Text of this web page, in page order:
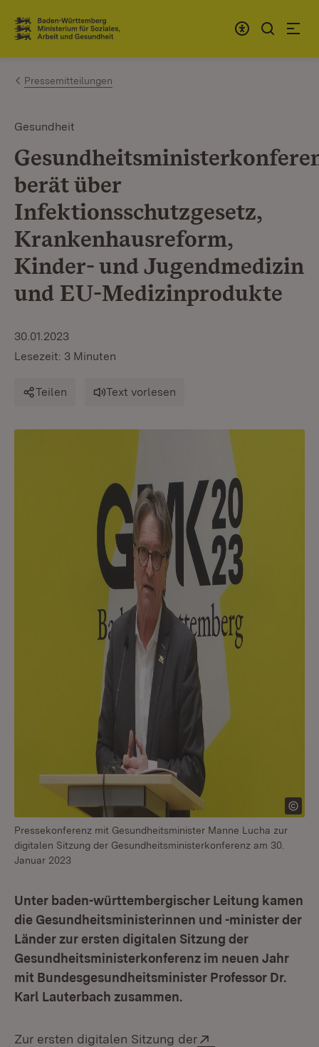
Zum Inhalt springen
Link zur Startseite
Pressemitteilungen
Gesundheit
berät über
Infektionsschutzgesetz,
Krankenhausreform,
Kinder- und Jugendmedizin
und EU-Medizinprodukte
30.01.2023
Lesezeit: 3 Minuten
Teilen Text vorlesen
Pressekonferenz mit Gesundheitsminister Manne Lucha zur
digitalen Sitzung der Gesundheitsministerkonferenz am 30.
Januar 2023
Unter baden-württembergischer Leitung kamen
die Gesundheitsministerinnen und -minister der
Länder zur ersten digitalen Sitzung der
Gesundheitsministerkonferenz im neuen Jahr
mit Bundesgesundheitsminister Professor Dr.
Karl Lauterbach zusammen.
Zur ersten digitalen Sitzung der